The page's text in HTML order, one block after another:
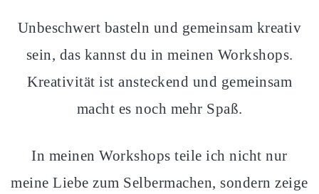
Unbeschwert basteln und gemeinsam kreativ
sein, das kannst du in meinen Workshops.
Kreativität ist ansteckend und gemeinsam
macht es noch mehr Spaß.
In meinen Workshops teile ich nicht nur
meine Liebe zum Selbermachen, sondern zeige